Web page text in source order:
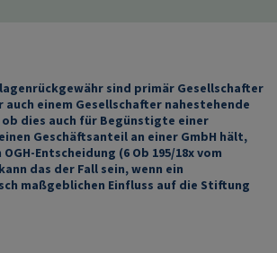
sind primär Gesellschafter
einem Gesellschafter nahestehende
dies auch für Begünstigte einer
Geschäftsanteil an einer GmbH hält,
Entscheidung (6 Ob 195/18x vom
das der Fall sein, wenn ein
maßgeblichen Einfluss auf die Stiftung